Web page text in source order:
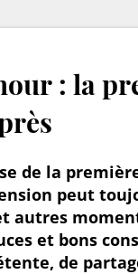
: la
de la
peut
autres
et bons
de